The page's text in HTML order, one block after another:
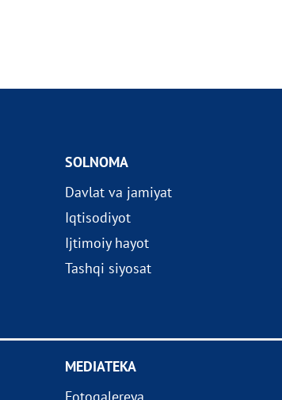
SOLNOMA
Davlat va jamiyat
Iqtisodiyot
Ijtimoiy hayot
Tashqi siyosat
MEDIATEKA